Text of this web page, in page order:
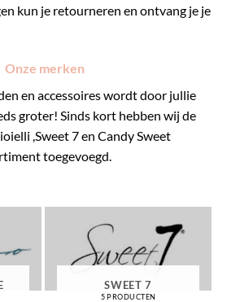
kun je retourneren en ontvang je je
Onze merken
en accessoires wordt door jullie
groter! Sinds kort hebben wij de
,Sweet 7 en Candy Sweet
toegevoegd.
SWEET 7
5 PRODUCTEN